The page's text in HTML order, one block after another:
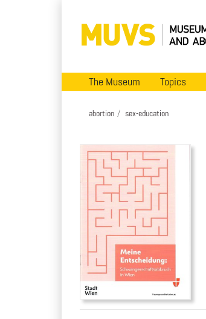
The Museum Topics
abortion sex-education